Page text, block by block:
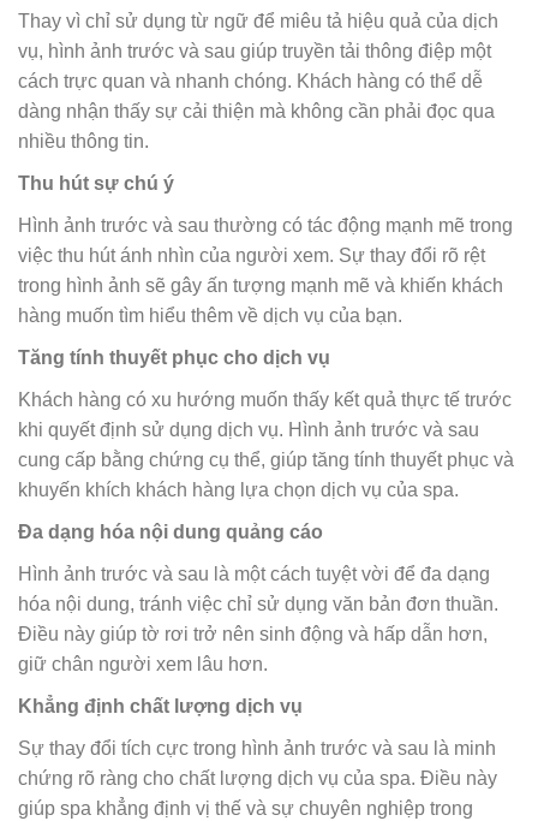
Thay vì chỉ sử dụng từ ngữ để miêu tả hiệu quả của dịch
vụ, hình ảnh trước và sau giúp truyền tải thông điệp một
cách trực quan và nhanh chóng. Khách hàng có thể dễ
dàng nhận thấy sự cải thiện mà không cần phải đọc qua
nhiều thông tin.
Thu hút sự chú ý
Hình ảnh trước và sau thường có tác động mạnh mẽ trong
việc thu hút ánh nhìn của người xem. Sự thay đổi rõ rệt
trong hình ảnh sẽ gây ấn tượng mạnh mẽ và khiến khách
hàng muốn tìm hiểu thêm về dịch vụ của bạn.
Tăng tính thuyết phục cho dịch vụ
Khách hàng có xu hướng muốn thấy kết quả thực tế trước
khi quyết định sử dụng dịch vụ. Hình ảnh trước và sau
cung cấp bằng chứng cụ thể, giúp tăng tính thuyết phục và
khuyến khích khách hàng lựa chọn dịch vụ của spa.
Đa dạng hóa nội dung quảng cáo
Hình ảnh trước và sau là một cách tuyệt vời để đa dạng
hóa nội dung, tránh việc chỉ sử dụng văn bản đơn thuần.
Điều này giúp tờ rơi trở nên sinh động và hấp dẫn hơn,
giữ chân người xem lâu hơn.
Khẳng định chất lượng dịch vụ
Sự thay đổi tích cực trong hình ảnh trước và sau là minh
chứng rõ ràng cho chất lượng dịch vụ của spa. Điều này
giúp spa khẳng định vị thế và sự chuyên nghiệp trong